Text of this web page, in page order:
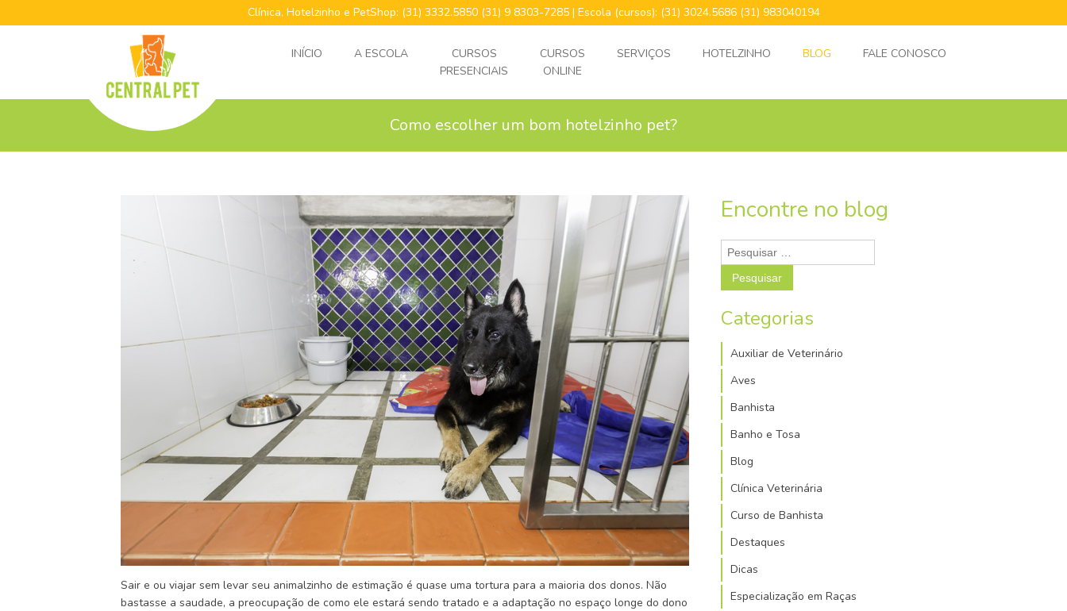
Clínica, Hotelzinho e PetShop: (31) 3332.5850 (31) 9 8303-7285 | Escola (cursos): (31) 3024.5686 (31) 983040194
INÍCIO A ESCOLA
CURSOS
PRESENCIAIS
CURSOS
ONLINE
SERVIÇOS HOTELZINHO BLOG FALE CONOSCO
Como escolher um bom hotelzinho pet?
Sair e ou viajar sem levar seu animalzinho de estimação é quase uma tortura para a maioria dos donos. Não
bastasse a saudade, a preocupação de como ele estará sendo tratado e a adaptação no espaço longe do dono
Encontre no blog
Pesquisar
por:
Categorias
Auxiliar de Veterinário
Aves
Banhista
Banho e Tosa
Blog
Clínica Veterinária
Curso de Banhista
Destaques
Dicas
Especialização em Raças